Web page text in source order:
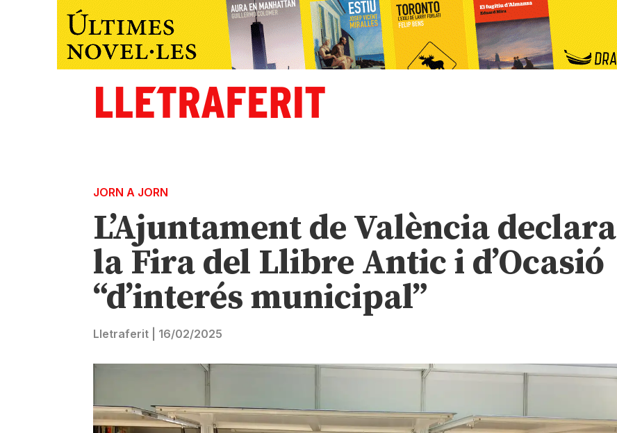
JORN A JORN
L’Ajuntament de València declara
la Fira del Llibre Antic i d’Ocasió
“d’interés municipal”
Lletraferit 16/02/2025